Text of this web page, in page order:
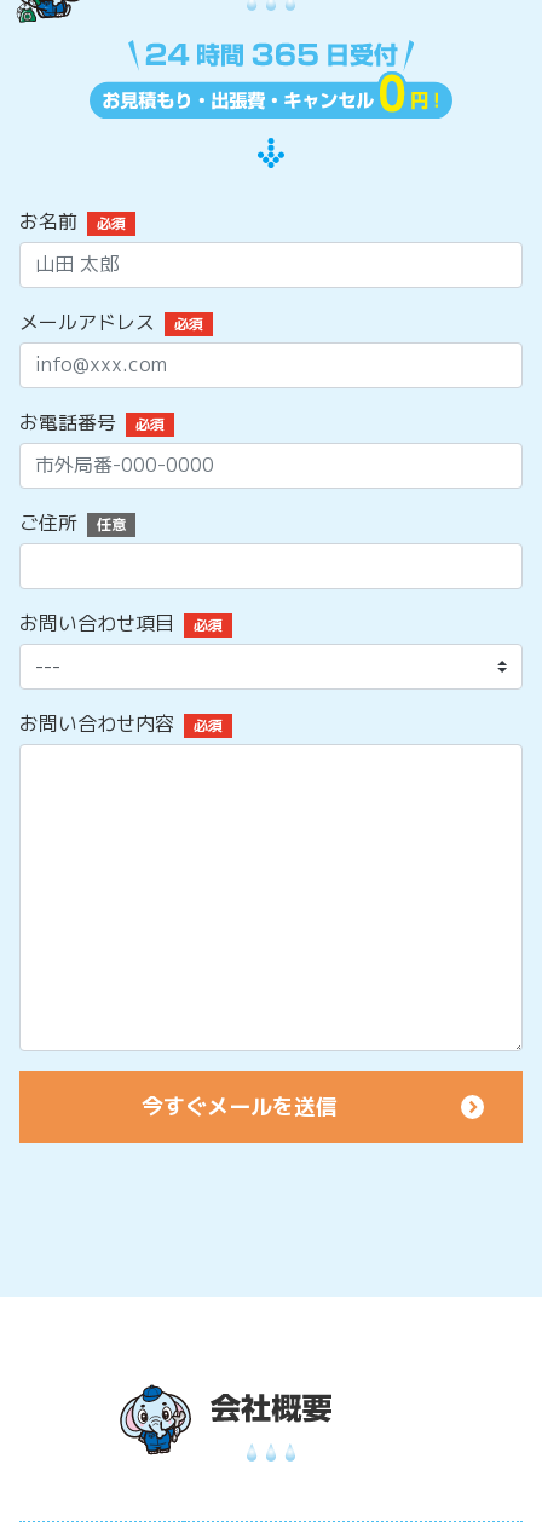
お名前 必須
メールアドレス 必須
お電話番号 必須
ご住所 任意
お問い合わせ項目 必須
お問い合わせ内容 必須